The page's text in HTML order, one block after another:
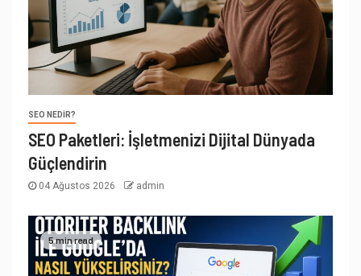
SEO NEDIR?
SEO Paketleri: İşletmenizi Dijital Dünyada
Güçlendirin
04 Ağustos 2026 admin
5 min read